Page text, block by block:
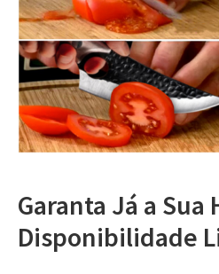
Garanta Já a Sua
Disponibilidade